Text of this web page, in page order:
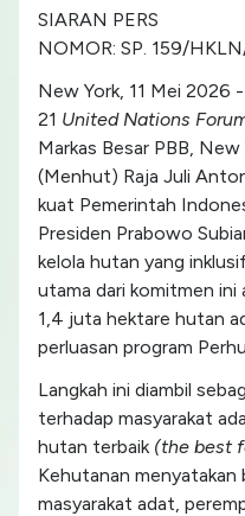
SIARAN PERS
NOMOR: SP. 159/
New York, 11 Mei 2026
21 United Nations
Markas Besar PBB,
(Menhut) Raja Juli
kuat Pemerintah
Presiden Prabowo
kelola hutan yang
utama dari komitmen ini
1,4 juta hektare hutan
perluasan program
Langkah ini diambil
terhadap masyarakat
hutan terbaik (the best
Kehutanan menyatakan
masyarakat adat,